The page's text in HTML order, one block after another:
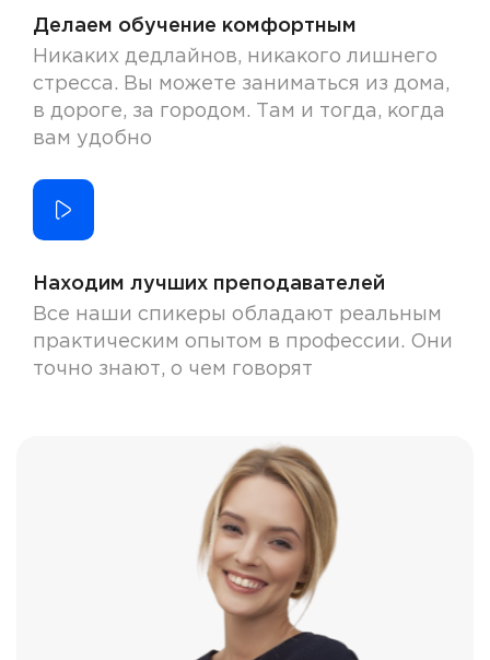
Делаем обучение комфортным
Никаких дедлайнов, никакого лишнего
стресса. Вы можете заниматься из дома,
в дороге, за городом. Там и тогда, когда
вам удобно
Находим лучших преподавателей
Все наши спикеры обладают реальным
практическим опытом в профессии. Они
точно знают, о чем говорят